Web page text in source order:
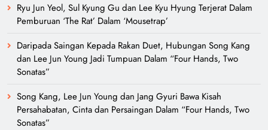
Ryu Jun Yeol, Sul Kyung Gu dan Lee Kyu Hyung Terjerat Dalam
Pemburuan ‘The Rat’ Dalam ‘Mousetrap’
Daripada Saingan Kepada Rakan Duet, Hubungan Song Kang
dan Lee Jun Young Jadi Tumpuan Dalam “Four Hands, Two
Sonatas”
Song Kang, Lee Jun Young dan Jang Gyuri Bawa Kisah
Persahabatan, Cinta dan Persaingan Dalam “Four Hands, Two
Sonatas”